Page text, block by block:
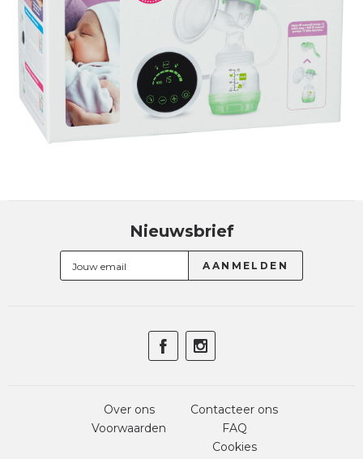
Nieuwsbrief
Over ons
Voorwaarden
Contacteer ons
FAQ
Cookies